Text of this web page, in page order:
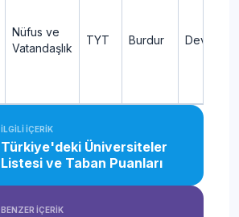
Nüfus ve
Vatandaşlık
TYT Burdur Devlet
İLGİLİ İÇERİK
Türkiye'deki Üniversiteler
Listesi ve Taban Puanları
BENZER İÇERİK